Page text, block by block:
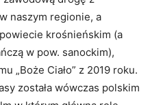
naszym regionie, a
krośnieńskim (a
w pow. sanockim),
„Boże Ciało” z 2019 roku.
została wówczas polskim